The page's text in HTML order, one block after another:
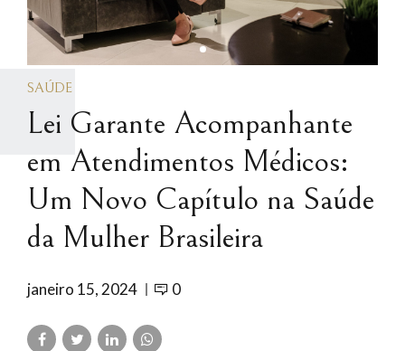
SAÚDE
Lei Garante Acompanhante
em Atendimentos Médicos:
Um Novo Capítulo na Saúde
da Mulher Brasileira
janeiro 15, 2024 0